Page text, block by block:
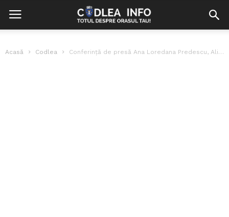
Acasă Codlea Conferință de presă Ana Loredana Predescu, Alianța pentru Unirea Românilor